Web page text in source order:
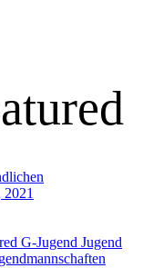
2021
G-Jugend Jugend